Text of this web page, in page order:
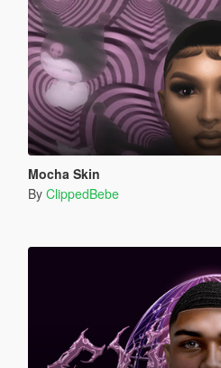
Mocha Skin
By ClippedBebe